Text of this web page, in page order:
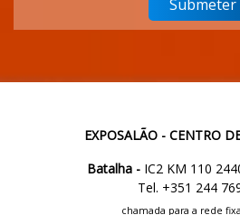
EXPOSALÃO - CENTRO
Batalha -IC2 KM 110
Tel. +351 244
chamada para a rede